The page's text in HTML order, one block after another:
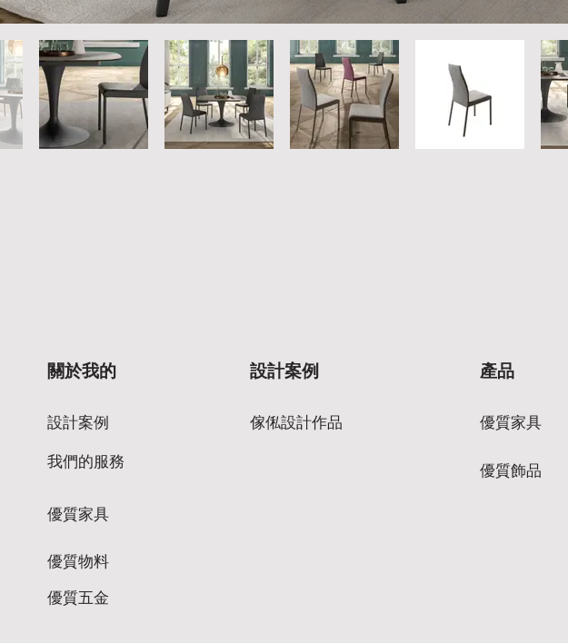
關於我的
設計案例
設計案例
傢俬設計作品
我們的服務
產品
優質家具
優質飾品
優質家具
優質物料
優質五金